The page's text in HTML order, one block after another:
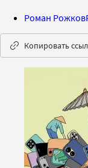
Роман Рожков
Копировать